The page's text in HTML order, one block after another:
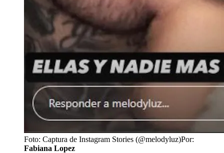
Foto: Captura de Instagram Stories (@melodyluz)Por:
Fabiana Lopez